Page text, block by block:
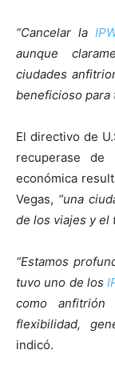
“Cancelar la
aunque
ciudades
beneficioso para
El directivo de
recuperase
económica
Vegas, “una
de los viajes y el
“Estamos
tuvo uno de los
como
flexibilidad,
indicó.